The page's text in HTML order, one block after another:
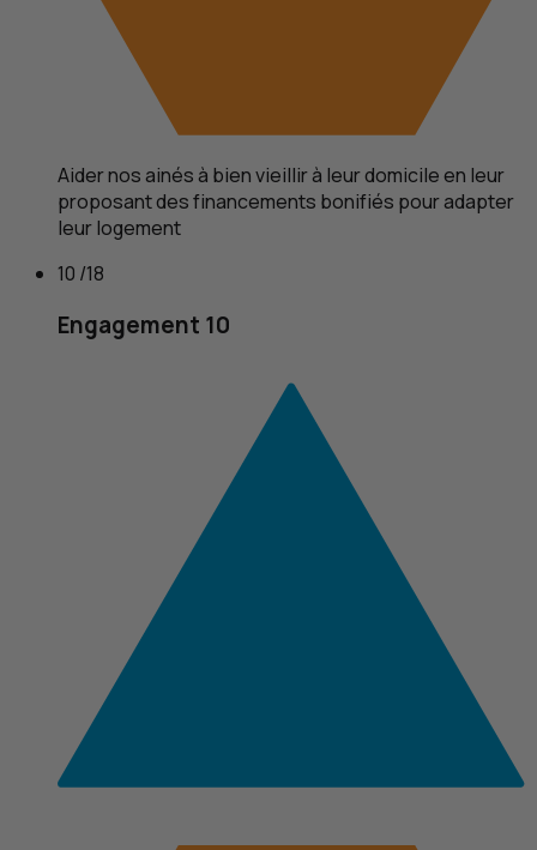
Aider nos ainés à bien vieillir à leur domicile en leur
proposant des financements bonifiés pour adapter
leur logement
10 /18
Engagement 10